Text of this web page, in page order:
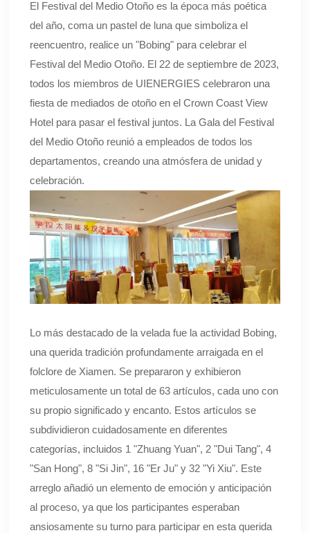
El Festival del Medio Otoño es la época más poética
del año, coma un pastel de luna que simboliza el
reencuentro, realice un "Bobing" para celebrar el
Festival del Medio Otoño. El 22 de septiembre de 2023,
todos los miembros de UIENERGIES celebraron una
fiesta de mediados de otoño en el Crown Coast View
Hotel para pasar el festival juntos. La Gala del Festival
del Medio Otoño reunió a empleados de todos los
departamentos, creando una atmósfera de unidad y
celebración.
Lo más destacado de la velada fue la actividad Bobing,
una querida tradición profundamente arraigada en el
folclore de Xiamen. Se prepararon y exhibieron
meticulosamente un total de 63 artículos, cada uno con
su propio significado y encanto. Estos artículos se
subdividieron cuidadosamente en diferentes
categorías, incluidos 1 "Zhuang Yuan", 2 "Dui Tang", 4
"San Hong", 8 "Si Jin", 16 "Er Ju" y 32 "Yi Xiu". Este
arreglo añadió un elemento de emoción y anticipación
al proceso, ya que los participantes esperaban
ansiosamente su turno para participar en esta querida